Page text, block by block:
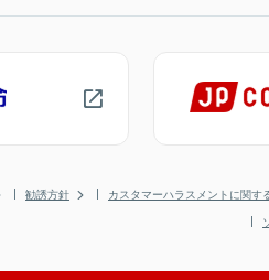
勧誘方針 カスタマーハラスメントに関す